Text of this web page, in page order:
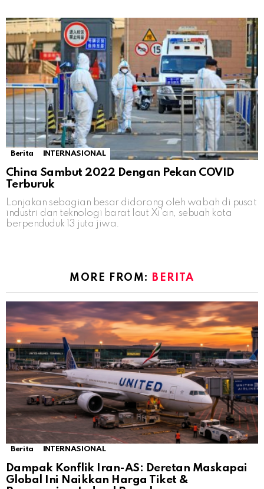
Berita INTERNASIONAL
China Sambut 2022 Dengan Pekan COVID
Terburuk
Lonjakan sebagian besar didorong oleh wabah di pusat
industri dan teknologi barat laut Xi’an, sebuah kota
berpenduduk 13 juta jiwa.
MORE FROM: BERITA
Berita INTERNASIONAL
Dampak Konflik Iran-AS: Deretan Maskapai
Global Ini Naikkan Harga Tiket &